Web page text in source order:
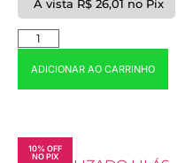
À vista R$26,01 no Pix
ADICIONAR AO CARRINHO
10% OFF
NO PIX